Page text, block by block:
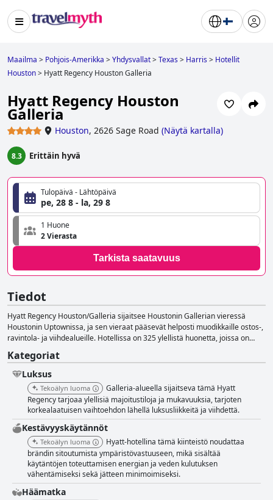
Maailma > Pohjois-Amerikka >Yhdysvallat>Texas> Harris> Hotellit
Houston> Hyatt Regency Houston Galleria
Hyatt Regency Houston
Galleria
Houston, 2626 Sage Road (Näytä kartalla)
8.3 Erittäin hyvä
Tulopäivä - Lähtöpäivä
pe, 28 8 - la, 29 8
1 Huone
2 Vierasta
Tarkista saatavuus
Tiedot
Hyatt Regency Houston/Galleria sijaitsee Houstonin Gallerian vieressä
Houstonin Uptownissa, ja sen vieraat pääsevät helposti muodikkaille ostos-,
ravintola- ja viihdealueille. Hotellissa on 325 ylellistä huonetta, joissa on
on laaja valikoima mukavuuksia, kuten paikan päällä oleva ruokailu,
kuntokeskus, uima-allas ja kokoustilat. Vieraat voivat nauttia hiljattain
uudistetusta uima-altaankannesta ja hyödyntää
esteettömyysominaisuuksia, 24/7 StayFit-kuntosalia ja ympärivuorokautista
liikekeskusta, jotka on suunniteltu vastaamaan kiireisten matkailijoiden
tarpeisiin.
Kategoriat
Luksus
Tekoälyn luoma
Galleria-alueella sijaitseva tämä Hyatt
Regency tarjoaa ylellisiä majoitustiloja ja mukavuuksia, tarjoten
korkealaatuisen vaihtoehdon lähellä luksusliikkeitä ja viihdettä.
Kestävyyskäytännöt
Tekoälyn luoma
Hyatt-hotellina tämä kiinteistö noudattaa
brändin sitoutumista ympäristövastuuseen, mikä sisältää
käytäntöjen toteuttamisen energian ja veden kulutuksen
vähentämiseksi sekä jätteen minimoimiseksi.
Häämatka